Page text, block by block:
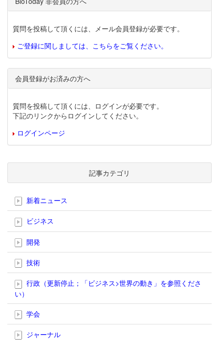
質問を投稿して頂くには、メール会員登録が必要です。
ご登録に関しましては、こちらをご覧ください。
会員登録がお済みの方へ
質問を投稿して頂くには、ログインが必要です。
下記のリンクからログインしてください。
ログインページ
記事カテゴリ
新着ニュース
ビジネス
開発
技術
行政（更新停止；「ビジネス>世界の動き」を参照くださ
い）
学会
ジャーナル